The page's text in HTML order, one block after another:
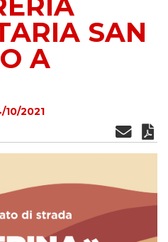
SAN
A
10/2021